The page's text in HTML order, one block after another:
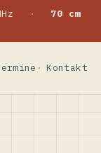
·
70 cm
Kontakt